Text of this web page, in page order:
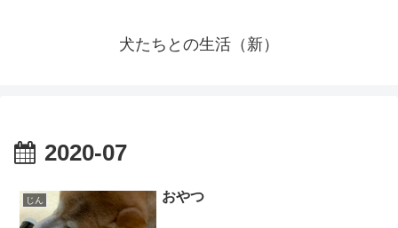
犬たちとの生活（新）
2020-07
じん おやつ